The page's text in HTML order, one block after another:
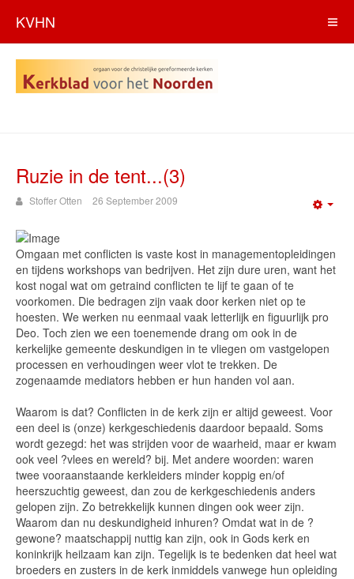
KVHN
Ruzie in de tent...(3)
Stoffer Otten 26 September 2009
Omgaan met conflicten is vaste kost in managementopleidingen
en tijdens workshops van bedrijven. Het zijn dure uren, want het
kost nogal wat om getraind conflicten te lijf te gaan of te
voorkomen. Die bedragen zijn vaak door kerken niet op te
hoesten. We werken nu eenmaal vaak letterlijk en figuurlijk pro
Deo. Toch zien we een toenemende drang om ook in de
kerkelijke gemeente deskundigen in te vliegen om vastgelopen
processen en verhoudingen weer vlot te trekken. De
zogenaamde mediators hebben er hun handen vol aan.
Waarom is dat? Conflicten in de kerk zijn er altijd geweest. Voor
een deel is (onze) kerkgeschiedenis daardoor bepaald. Soms
wordt gezegd: het was strijden voor de waarheid, maar er kwam
ook veel ?vlees en wereld? bij. Met andere woorden: waren
twee vooraanstaande kerkleiders minder koppig en/of
heerszuchtig geweest, dan zou de kerkgeschiedenis anders
gelopen zijn. Zo betrekkelijk kunnen dingen ook weer zijn.
Waarom dan nu deskundigheid inhuren? Omdat wat in de ?
gewone? maatschappij nuttig kan zijn, ook in Gods kerk en
koninkrijk heilzaam kan zijn. Tegelijk is te bedenken dat heel wat
broeders en zusters in de kerk inmiddels vanwege hun opleiding